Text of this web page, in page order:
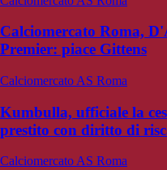
Calciomercato Roma,
Premier: piace Gittens
Calciomercato AS Roma
Kumbulla, ufficiale la
prestito con diritto di
Calciomercato AS Roma